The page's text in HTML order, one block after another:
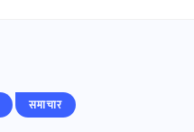
समाचार